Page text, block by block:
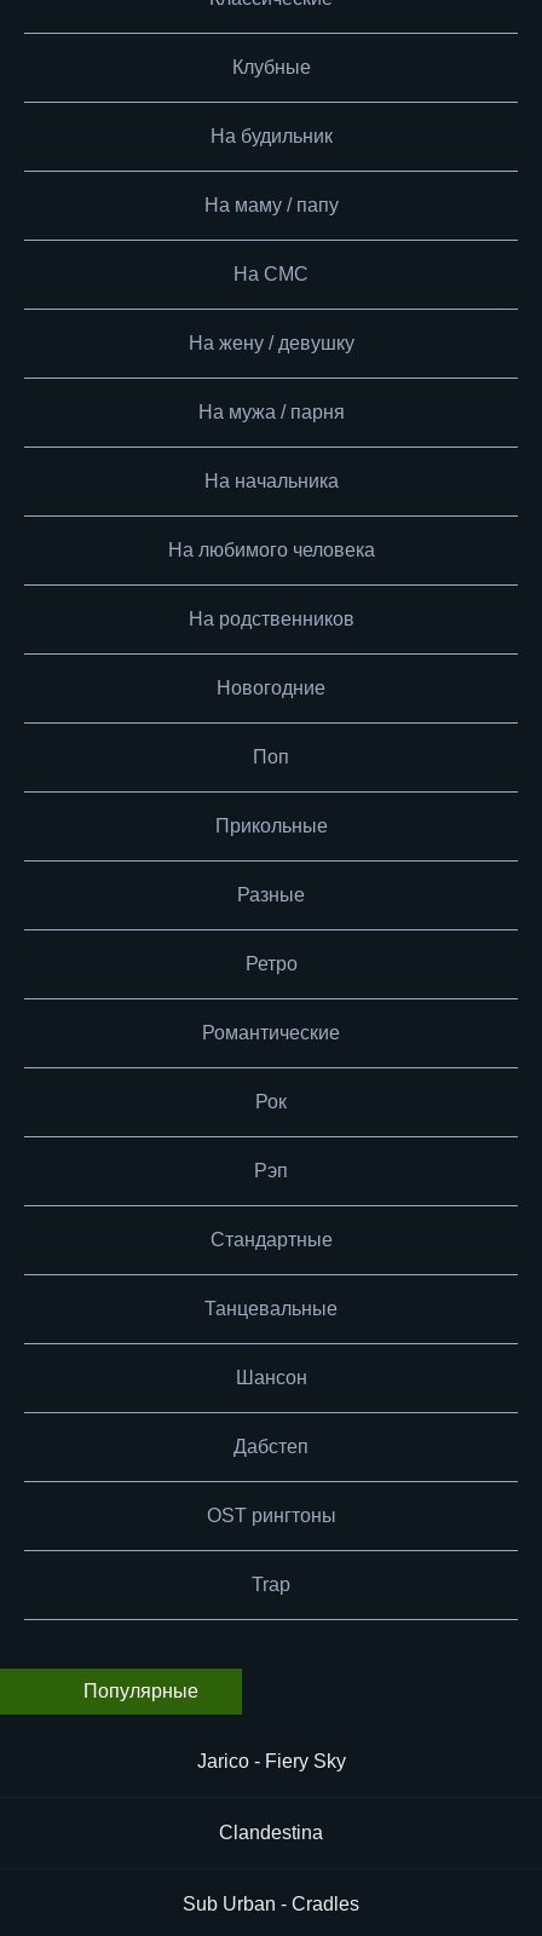
Клубные
На будильник
На маму / папу
На СМС
На жену / девушку
На мужа / парня
На начальника
На любимого человека
На родственников
Новогодние
Поп
Прикольные
Разные
Ретро
Романтические
Рок
Рэп
Стандартные
Танцевальные
Шансон
Дабстеп
OST рингтоны
Trap
Популярные
Jarico - Fiery Sky
Clandestina
Sub Urban - Cradles